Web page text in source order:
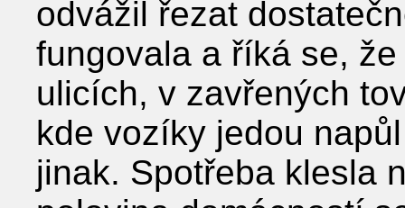
odvážil řezat
fungovala a říká se,
ulicích, v zavřených
kde vozíky jedou
jinak. Spotřeba klesla